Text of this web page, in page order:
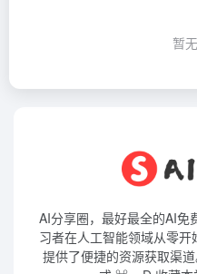
暂
AI分享圈，最好最全的AI免
习者在人工智能领域从零
提供了便捷的资源获取渠